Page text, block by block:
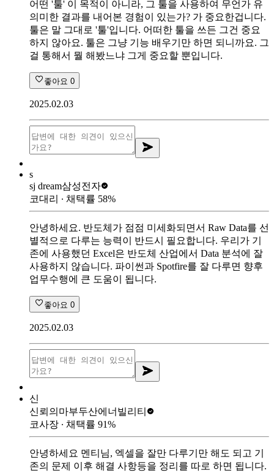
어떤 '툴' 이 목적이 아니라, 그 툴을 사용하여 무언가 유
의미한 결과를 내어본 경험이 있는가? 가 중요한겁니다.
툴은 말 그대로 '툴'입니다. 어떠한 툴을 쓰든 그건 중요
하지 않아요. 툴은 그냥 기능 배우기만 하면 되니까요. 그
걸 통해서 뭘 해봤느냐 그게 중요할 뿐입니다.
좋아요 0
2025.02.03
s
sj dream삼성전자
코대리 ∙ 채택률 58%
안녕하세요. 반도체가 점점 미세화되면서 Raw Data를 선
별적으로 다루는 능력이 반드시 필요합니다. 우리가 기
존에 사용했던 Excel은 반도체 산업에서 Data 분석에 잘
사용하지 않습니다. 파이썬과 Spotfire를 잘 다루면 향후
업무수행에 큰 도움이 됩니다.
좋아요 0
2025.02.03
신
신뢰의마부두산에너빌리티
코사장 ∙ 채택률 91%
안녕하세요 멘티님, 엑셀을 잘만 다루기만 해도 되고 기
존의 문제 이후 해결 사항등을 정리를 따로 하면 됩니다.